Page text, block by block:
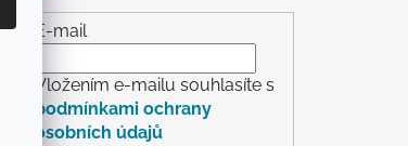
E-mail
Vložením e-mailu souhlasíte s
podmínkami ochrany
osobních údajů